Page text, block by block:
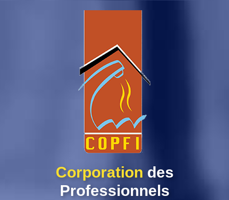
Corporation des
Professionnels